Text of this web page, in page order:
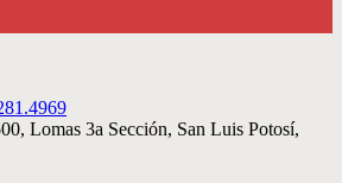
Lomas 3a Sección, San Luis Potosí,